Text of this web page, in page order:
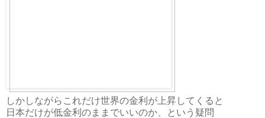
しかしながらこれだけ世界の金利が上昇してくると
日本だけが低金利のままでいいのか、という疑問